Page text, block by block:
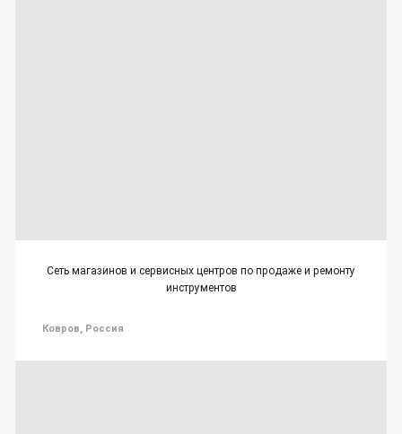
Сеть магазинов и сервисных центров по продаже и ремонту
инструментов
Ковров, Россия